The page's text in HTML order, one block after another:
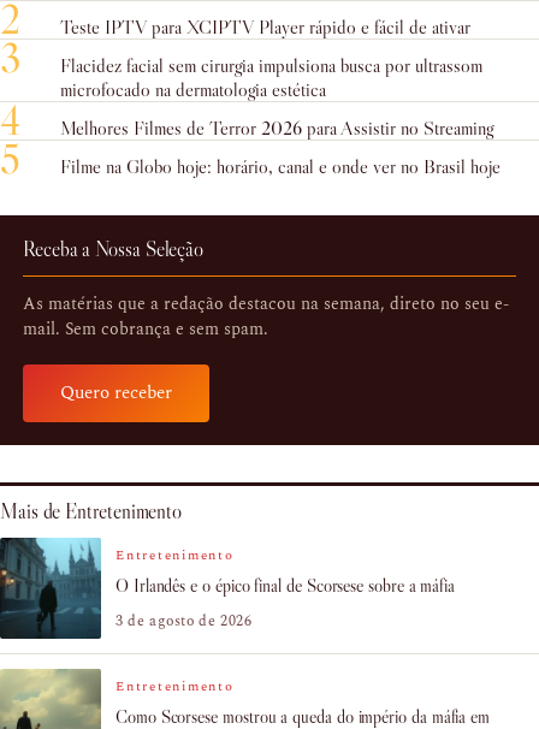
2 Teste IPTV para XCIPTV Player rápido e fácil de ativar
3
Flacidez facial sem cirurgia impulsiona busca por ultrassom
microfocado na dermatologia estética
4 Melhores Filmes de Terror 2026 para Assistir no Streaming
5 Filme na Globo hoje: horário, canal e onde ver no Brasil hoje
Receba a Nossa Seleção
As matérias que a redação destacou na semana, direto no seu e-
mail. Sem cobrança e sem spam.
Quero receber
Mais de Entretenimento
Entretenimento
O Irlandês e o épico final de Scorsese sobre a máfia
3 de agosto de 2026
Entretenimento
Como Scorsese mostrou a queda do império da máfia em